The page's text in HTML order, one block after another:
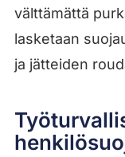
välttämättä
lasketaan
ja jätteiden